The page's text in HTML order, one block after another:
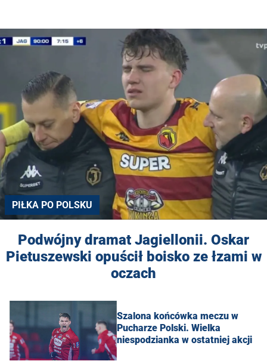
PIŁKA PO POLSKU
Podwójny dramat Jagiellonii. Oskar
Pietuszewski opuścił boisko ze łzami w
oczach
Szalona końcówka meczu w
Pucharze Polski. Wielka
niespodzianka w ostatniej akcji